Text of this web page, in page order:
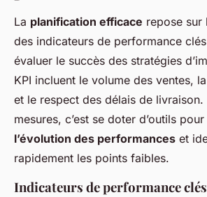
La planification efficace repose sur
des indicateurs de performance
évaluer le succès des stratégies
KPI incluent le volume des ventes,
et le respect des délais de
mesures, c’est se doter d’outils
l’évolution des performances et
rapidement les points faibles.
Indicateurs de performance